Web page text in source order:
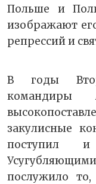
Польше и
изображают
репрессий и
В годы
закулисные
поступил
послужило